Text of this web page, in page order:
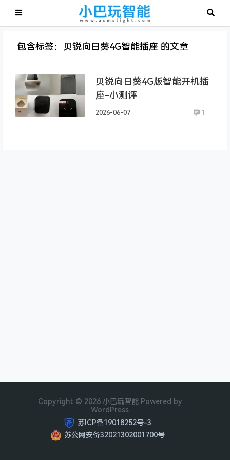
包含标签：贝锐向日葵4G智能插座 的文章
贝锐向日葵4G版智能开机插
座-小测评
2026-06-07 1
Copyright © 2026 小巴玩智能 Powered by
WordPress
苏ICP备19018252号-3
苏公网安备32021302001700号